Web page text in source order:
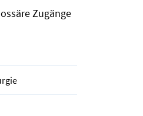
Zugänge